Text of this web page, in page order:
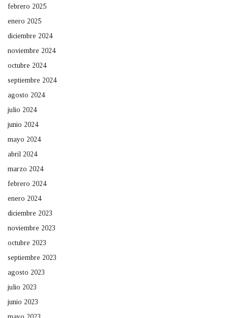
febrero 2025
enero 2025
diciembre 2024
noviembre 2024
octubre 2024
septiembre 2024
agosto 2024
julio 2024
junio 2024
mayo 2024
abril 2024
marzo 2024
febrero 2024
enero 2024
diciembre 2023
noviembre 2023
octubre 2023
septiembre 2023
agosto 2023
julio 2023
junio 2023